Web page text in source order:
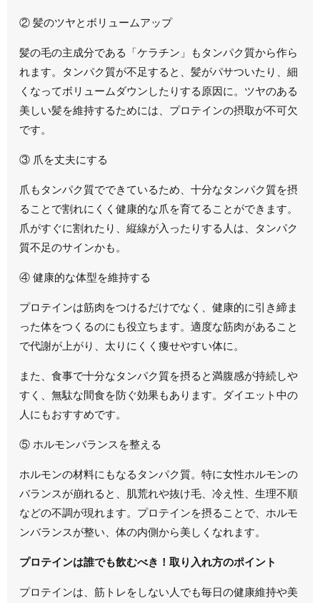
② 髪のツヤとボリュームアップ
髪の毛の主成分である「ケラチン」もタンパク質から作ら
れます。タンパク質が不足すると、髪がパサついたり、細
くなってボリュームダウンしたりする原因に。 ツヤのある
美しい髪を維持するためには、プロテインの摂取が不可欠
です。
③ 爪を丈夫にする
爪もタンパク質でできているため、十分なタンパク質を摂
ることで割れにくく健康的な爪 を育てることができます。
爪がすぐに割れたり、縦線が入ったりする人は、タンパク
質不足のサインかも。
④ 健康的な体型を維持する
プロテインは筋肉をつけるだけでなく、健康的に引き締ま
った体をつくるのにも役立ちます。適度な筋肉があること
で代謝が上がり、太りにくく痩せやすい体に。
また、食事で十分なタンパク質を摂ると満腹感が持続しや
すく、無駄な間食を防ぐ効果もあります。ダイエット中の
人にもおすすめです。
⑤ ホルモンバランスを整える
ホルモンの材料にもなるタンパク質。特に女性ホルモンの
バランスが崩れると、 肌荒れや抜け毛、冷え性、生理不順
などの不調が現れます。プロテインを摂ることで、ホルモ
ンバランスが整い、体の内側から美しくなれます。
プロテインは誰でも飲むべき！取り入れ方のポイント
プロテインは、筋トレをしない人でも毎日の健康維持や美